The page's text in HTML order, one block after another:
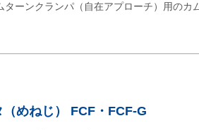
ターンクランパ（自在アプローチ）用のカ
めねじ） FCF・FCF-G